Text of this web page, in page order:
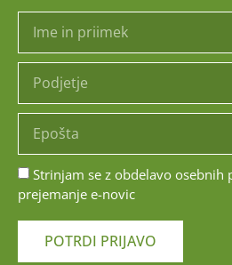
Strinjam se z obdelavo osebnih
prejemanje e-novic
POTRDI PRIJAVO